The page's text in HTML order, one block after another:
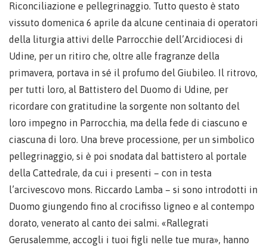
Riconciliazione e pellegrinaggio. Tutto questo è stato
vissuto domenica 6 aprile da alcune centinaia di operatori
della liturgia attivi delle Parrocchie dell’Arcidiocesi di
Udine, per un ritiro che, oltre alle fragranze della
primavera, portava in sé il profumo del Giubileo. Il ritrovo,
per tutti loro, al Battistero del Duomo di Udine, per
ricordare con gratitudine la sorgente non soltanto del
loro impegno in Parrocchia, ma della fede di ciascuno e
ciascuna di loro. Una breve processione, per un simbolico
pellegrinaggio, si è poi snodata dal battistero al portale
della Cattedrale, da cui i presenti – con in testa
l’arcivescovo mons. Riccardo Lamba – si sono introdotti in
Duomo giungendo fino al crocifisso ligneo e al contempo
dorato, venerato al canto dei salmi. «Rallegrati
Gerusalemme, accogli i tuoi figli nelle tue mura», hanno